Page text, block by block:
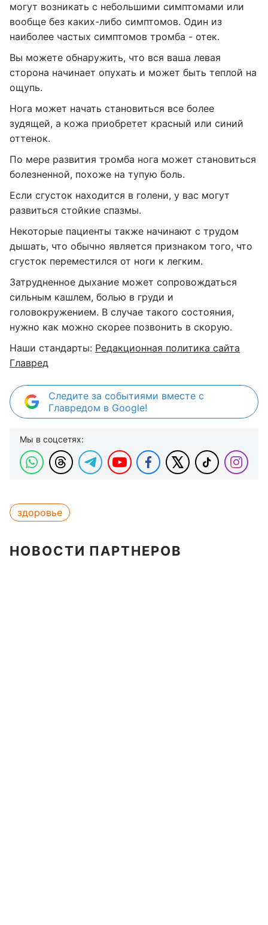
могут возникать с небольшими симптомами или
вообще без каких-либо симптомов. Один из
наиболее частых симптомов тромба - отек.
Вы можете обнаружить, что вся ваша левая
сторона начинает опухать и может быть теплой на
ощупь.
Нога может начать становиться все более
зудящей, а кожа приобретет красный или синий
оттенок.
По мере развития тромба нога может становиться
болезненной, похоже на тупую боль.
Если сгусток находится в голени, у вас могут
развиться стойкие спазмы.
Некоторые пациенты также начинают с трудом
дышать, что обычно является признаком того, что
сгусток переместился от ноги к легким.
Затрудненное дыхание может сопровождаться
сильным кашлем, болью в груди и
головокружением. В случае такого состояния,
нужно как можно скорее позвонить в скорую.
Наши стандарты: Редакционная политика сайта
Главред
Следите за событиями вместе с
Главредом в Google!
Мы в соцсетях:
здоровье
НОВОСТИ ПАРТНЕРОВ